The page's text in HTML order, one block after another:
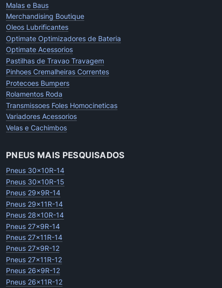
Malas e Baus
Merchandising Boutique
Oleos Lubrificantes
Optimate Optimizadores de Bateria
Optimate Acessorios
Pastilhas de Travao Travagem
Pinhoes Cremalheiras Correntes
Protecoes Bumpers
Rolamentos Roda
Transmissoes Foles Homocineticas
Variadores Acessorios
Velas e Cachimbos
PNEUS MAIS PESQUISADOS
Pneus 30x10R-14
Pneus 30x10R-15
Pneus 29x9R-14
Pneus 29x11R-14
Pneus 28x10R-14
Pneus 27x9R-14
Pneus 27x11R-14
Pneus 27x9R-12
Pneus 27x11R-12
Pneus 26x9R-12
Pneus 26x11R-12